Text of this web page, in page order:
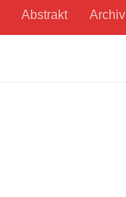
Abstrakt Archiv